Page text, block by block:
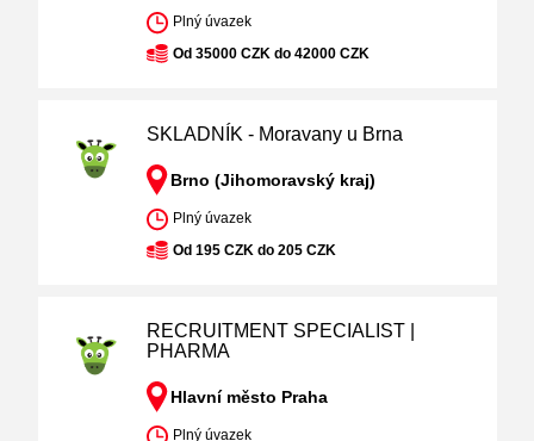
Plný úvazek
Od 35000 CZK do 42000 CZK
SKLADNÍK - Moravany u Brna
Brno (Jihomoravský kraj)
Plný úvazek
Od 195 CZK do 205 CZK
RECRUITMENT SPECIALIST |
PHARMA
Hlavní město Praha
Plný úvazek